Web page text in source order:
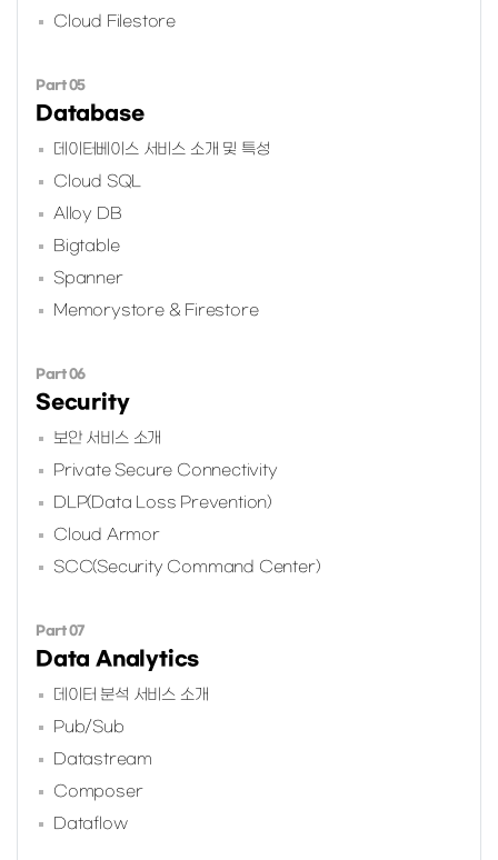
Cloud Filestore
Part 05
Database
데이터베이스 서비스 소개 및 특성
Cloud SQL
Alloy DB
Bigtable
Spanner
Memorystore & Firestore
Part 06
Security
보안 서비스 소개
Private Secure Connectivity
DLP(Data Loss Prevention)
Cloud Armor
SCC(Security Command Center)
Part 07
Data Analytics
데이터 분석 서비스 소개
Pub/Sub
Datastream
Composer
Dataflow